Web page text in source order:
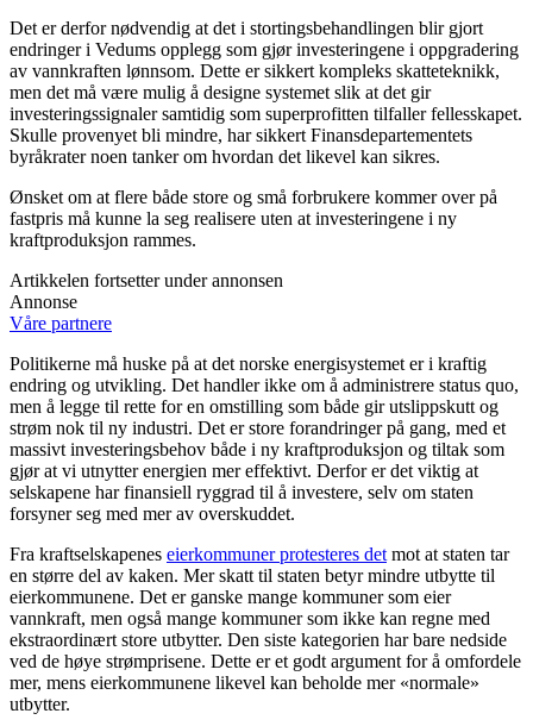
Det er derfor nødvendig at det i stortingsbehandlingen blir gjort
endringer i Vedums opplegg som gjør investeringene i oppgradering
av vannkraften lønnsom. Dette er sikkert kompleks skatteteknikk,
men det må være mulig å designe systemet slik at det gir
investeringssignaler samtidig som superprofitten tilfaller fellesskapet.
Skulle provenyet bli mindre, har sikkert Finansdepartementets
byråkrater noen tanker om hvordan det likevel kan sikres.
Ønsket om at flere både store og små forbrukere kommer over på
fastpris må kunne la seg realisere uten at investeringene i ny
kraftproduksjon rammes.
Artikkelen fortsetter under annonsen
Annonse
Våre partnere
Politikerne må huske på at det norske energisystemet er i kraftig
endring og utvikling. Det handler ikke om å administrere status quo,
men å legge til rette for en omstilling som både gir utslippskutt og
strøm nok til ny industri. Det er store forandringer på gang, med et
massivt investeringsbehov både i ny kraftproduksjon og tiltak som
gjør at vi utnytter energien mer effektivt. Derfor er det viktig at
selskapene har finansiell ryggrad til å investere, selv om staten
forsyner seg med mer av overskuddet.
Fra kraftselskapenes eierkommuner protesteres det mot at staten tar
en større del av kaken. Mer skatt til staten betyr mindre utbytte til
eierkommunene. Det er ganske mange kommuner som eier
vannkraft, men også mange kommuner som ikke kan regne med
ekstraordinært store utbytter. Den siste kategorien har bare nedside
ved de høye strømprisene. Dette er et godt argument for å omfordele
mer, mens eierkommunene likevel kan beholde mer «normale»
utbytter.